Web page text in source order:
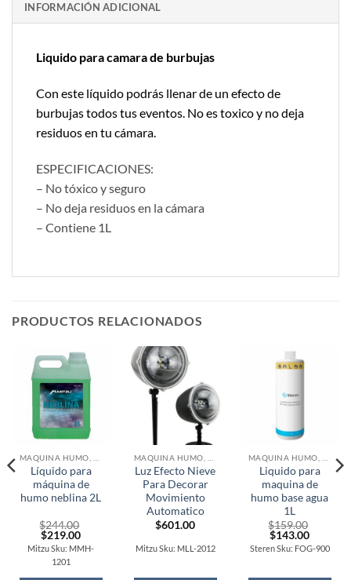
INFORMACIÓN ADICIONAL
Liquido para camara de burbujas
Con este líquido podrás llenar de un efecto de
burbujas todos tus eventos. No es toxico y no deja
residuos en tu cámara.
ESPECIFICACIONES:
– No tóxico y seguro
– No deja residuos en la cámara
– Contiene 1L
PRODUCTOS RELACIONADOS
Líquido para
máquina de
humo neblina 2L
$244.00
Original
price
was:
$244.00.
$219.00Current
price
is:
Mitzu Sku: MMH-
1201
Luz Efecto Nieve
Para Decorar
Movimiento
Automatico
$601.00
Mitzu Sku: MLL-2012
Liquido para
maquina de
humo base agua
1L
$159.00
Original
price
was:
$143.00Current
price
is:
Steren Sku: FOG-900